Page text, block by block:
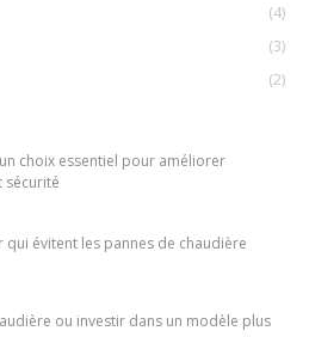
(4)
(3)
(2)
choix essentiel pour améliorer
sécurité
qui évitent les pannes de chaudière
ou investir dans un modèle plus